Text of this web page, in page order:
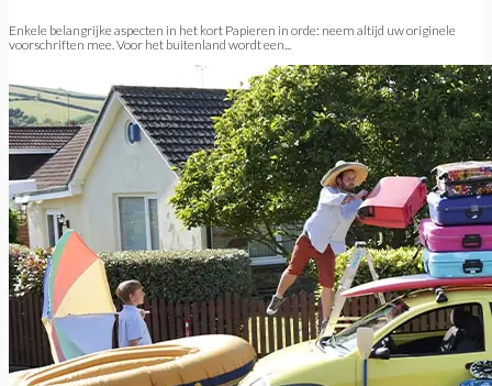
Enkele belangrijke aspecten in het kort Papieren in orde: neem altijd uw originele
voorschriften mee. Voor het buitenland wordt een...